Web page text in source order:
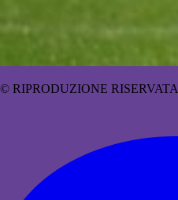
© RIPRODUZIONE RISERVATA